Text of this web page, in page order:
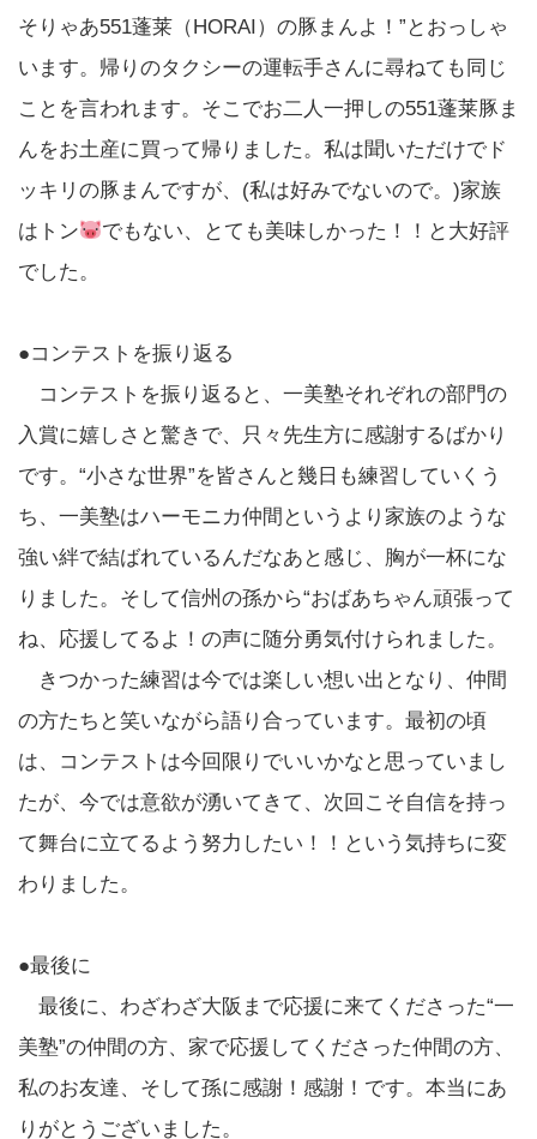
そりゃあ551蓬莱（HORAI）の豚まんよ！”とおっしゃ
います。帰りのタクシーの運転手さんに尋ねても同じ
ことを言われます。そこでお二人一押しの551蓬莱豚ま
んをお土産に買って帰りました。私は聞いただけでド
ッキリの豚まんですが、(私は好みでないので。)家族
はトン
でもない、とても美味しかった！！と大好評
でした。
●コンテストを振り返る
コンテストを振り返ると、一美塾それぞれの部門の
入賞に嬉しさと驚きで、只々先生方に感謝するばかり
です。“小さな世界”を皆さんと幾日も練習していくう
ち、一美塾はハーモニカ仲間というより家族のような
強い絆で結ばれているんだなあと感じ、胸が一杯にな
りました。そして信州の孫から“おばあちゃん頑張って
ね、応援してるよ！の声に随分勇気付けられました。
きつかった練習は今では楽しい想い出となり、仲間
の方たちと笑いながら語り合っています。最初の頃
は、コンテストは今回限りでいいかなと思っていまし
たが、今では意欲が湧いてきて、次回こそ自信を持っ
て舞台に立てるよう努力したい！！という気持ちに変
わりました。
●最後に
最後に、わざわざ大阪まで応援に来てくださった“一
美塾”の仲間の方、家で応援してくださった仲間の方、
私のお友達、そして孫に感謝！感謝！です。本当にあ
りがとうございました。